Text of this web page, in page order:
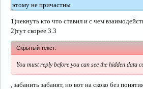
этому не причастны
1)чекнуть кто что ставил и с чем
2)тут скорее 3.3
Скрытый текст:
You must reply before you can see the hidden data
, забанить забанят, но вот на скоко без